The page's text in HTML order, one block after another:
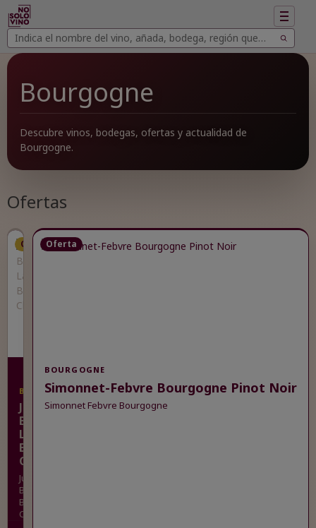
Buscar
vinos
Buscar
Mostrar
Bourgogne
Descubre vinos, bodegas, ofertas y actualidad de
Bourgogne.
Ofertas
Oferta
BOURGOGNE
Julien
Brocard
La
Boissonneuse
Chablis
Julien
Brocard
Boissonneuse
Chablis
Oferta
BOURGOGNE
Simonnet-Febvre Bourgogne Pinot Noir
Simonnet Febvre Bourgogne